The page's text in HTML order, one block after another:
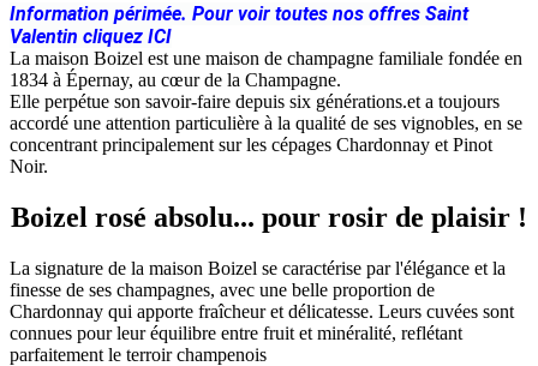
Information périmée. Pour voir toutes nos offres Saint
Valentin cliquez ICI
La maison Boizel est une maison de champagne familiale fondée en
1834 à Épernay, au cœur de la Champagne.
Elle perpétue son savoir-faire depuis six générations.et a toujours
accordé une attention particulière à la qualité de ses vignobles, en se
concentrant principalement sur les cépages Chardonnay et Pinot
Noir.
Boizel rosé absolu... pour rosir de plaisir !
La signature de la maison Boizel se caractérise par l'élégance et la
finesse de ses champagnes, avec une belle proportion de
Chardonnay qui apporte fraîcheur et délicatesse. Leurs cuvées sont
connues pour leur équilibre entre fruit et minéralité, reflétant
parfaitement le terroir champenois